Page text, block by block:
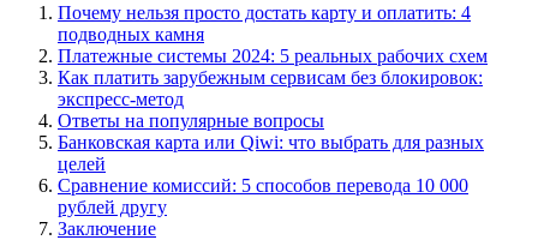
Почему нельзя просто достать карту и оплатить: 4
подводных камня
Платежные системы 2024: 5 реальных рабочих схем
Как платить зарубежным сервисам без блокировок:
экспресс-метод
Ответы на популярные вопросы
Банковская карта или Qiwi: что выбрать для разных
целей
Сравнение комиссий: 5 способов перевода 10 000
рублей другу
Заключение